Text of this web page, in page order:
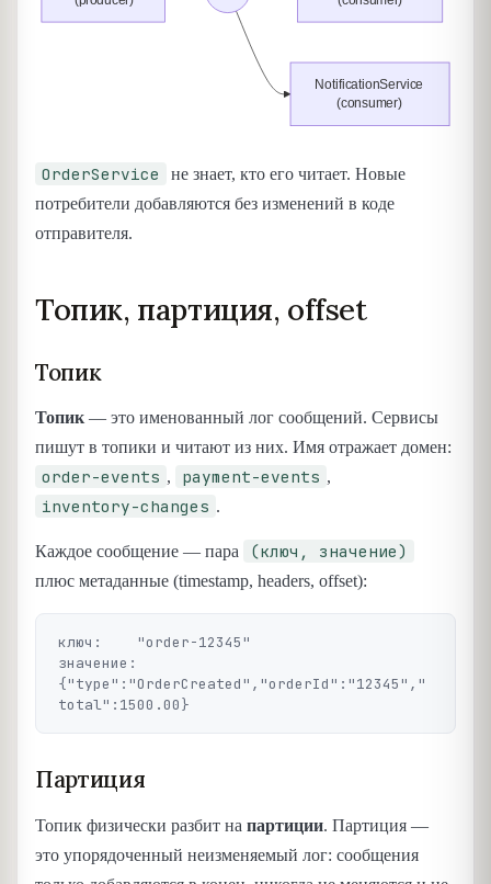
OrderService
не знает, кто его читает. Новые
потребители добавляются без изменений в коде
отправителя.
Топик, партиция, offset
Топик
Топик — это именованный лог сообщений. Сервисы
пишут в топики и читают из них. Имя отражает домен:
order-events , payment-events ,
inventory-changes .
Каждое сообщение — пара (ключ, значение)
плюс метаданные (timestamp, headers, offset):
ключ:    "order-12345"
значение:
{"type":"OrderCreated","orderId":"12345","
Партиция
Топик физически разбит на партиции. Партиция —
это упорядоченный неизменяемый лог: сообщения